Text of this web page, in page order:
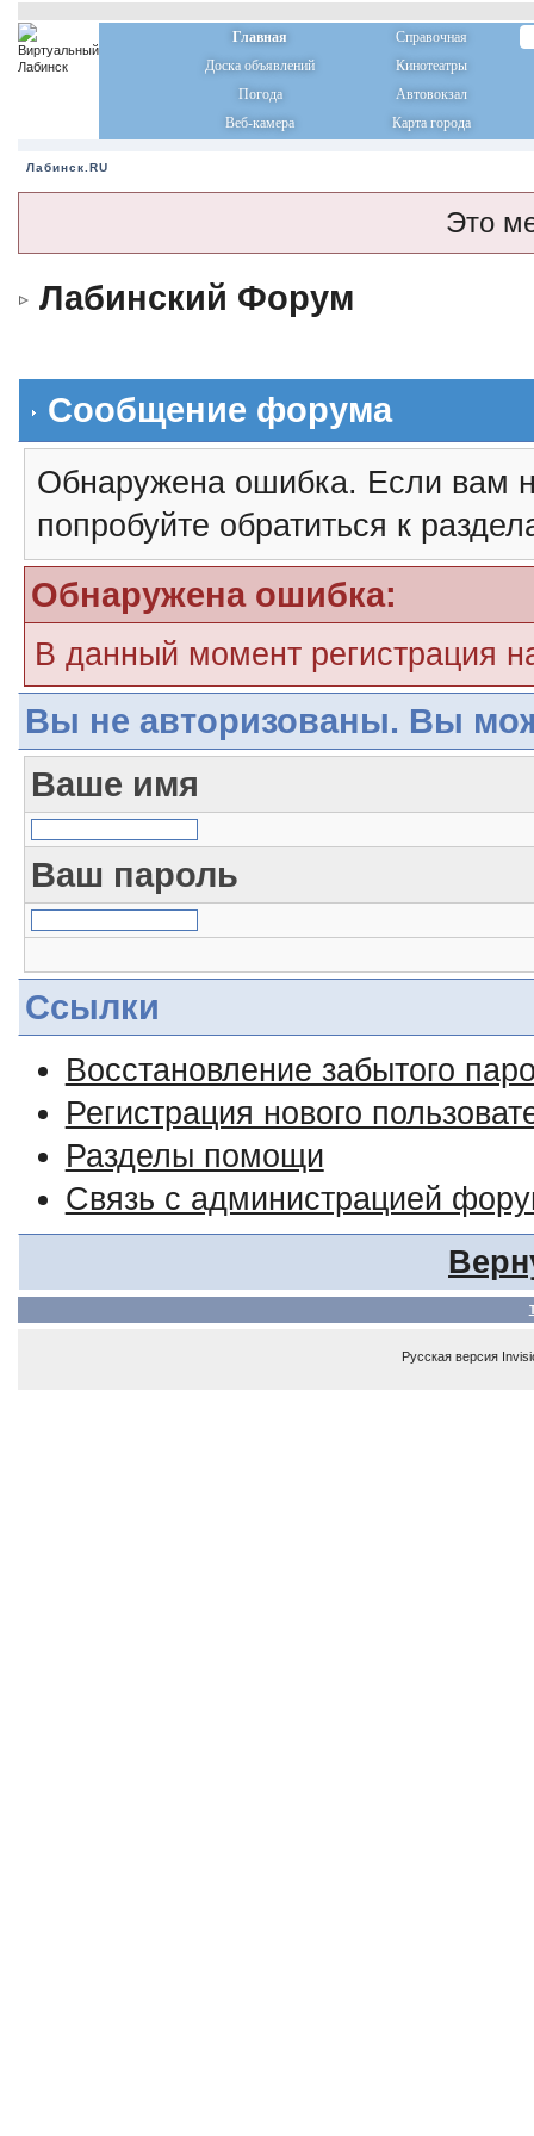
Главная
Справочная
Доска объявлений
Кинотеатры
Погода
Автовокзал
Веб-камера
Карта города
Лабинск.RU
Это
Лабинский Форум
Сообщение форума
Обнаружена ошибка. Если вам
попробуйте обратиться к
Обнаружена ошибка:
В данный момент регистрация
Вы не авторизованы. Вы
Ваше имя
Ваш пароль
Ссылки
Восстановление забытого
Регистрация нового
Разделы помощи
Связь с администрацией
Русская версия